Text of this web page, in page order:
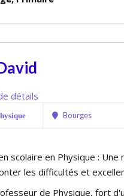
détails
Bourges
scolaire en Physique :
les difficultés et exceller
de Physique, fort